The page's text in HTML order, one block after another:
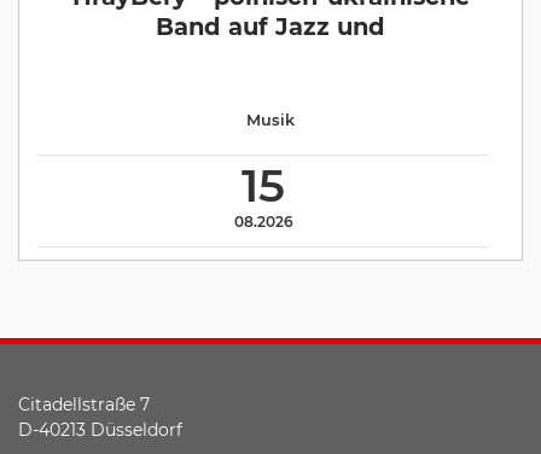
Band auf Jazz und
15
08.2026
Musik
Citadellstraße 7
D-40213 Düsseldorf